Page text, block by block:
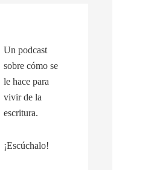
Un podcast
sobre cómo se
le hace para
vivir de la
escritura.
¡Escúchalo!